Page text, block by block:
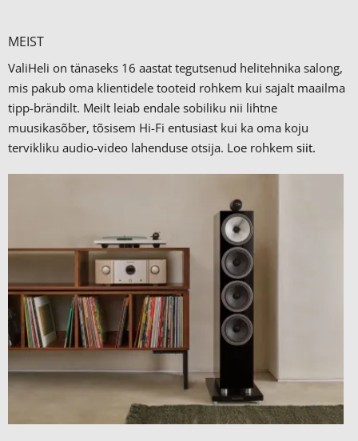
MEIST
ValiHeli on tänaseks 16 aastat tegutsenud helitehnika salong,
mis pakub oma klientidele tooteid rohkem kui sajalt maailma
tipp-brändilt. Meilt leiab endale sobiliku nii lihtne
muusikasõber, tõsisem Hi-Fi entusiast kui ka oma koju
tervikliku audio-video lahenduse otsija. Loe rohkem siit.